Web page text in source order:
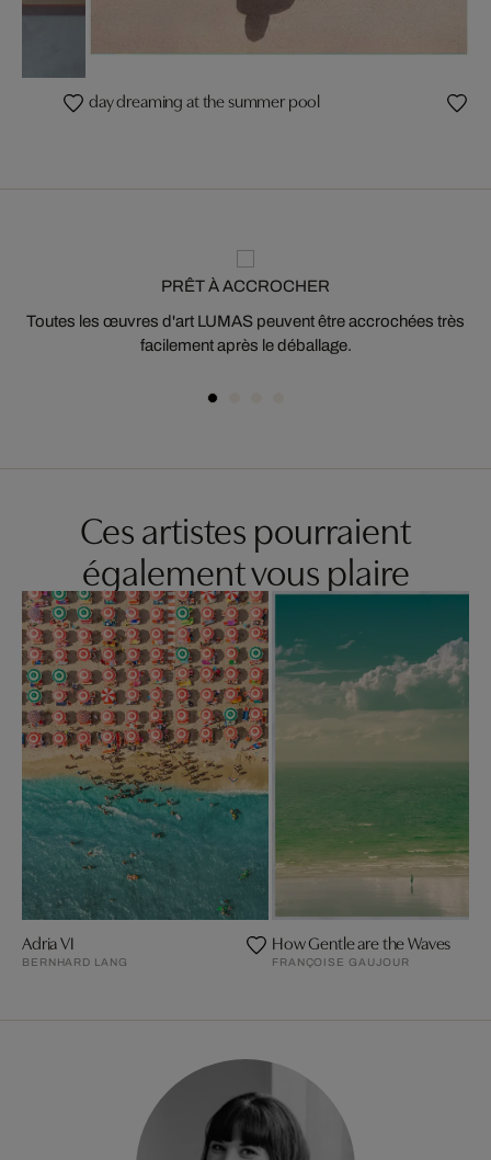
day dreaming at the summer pool
PRÊT À ACCROCHER
Toutes les œuvres d'art LUMAS peuvent être accrochées très
facilement après le déballage.
Ces artistes pourraient
également vous plaire
Adria VI
BERNHARD LANG
How Gentle are the Waves
FRANÇOISE GAUJOUR